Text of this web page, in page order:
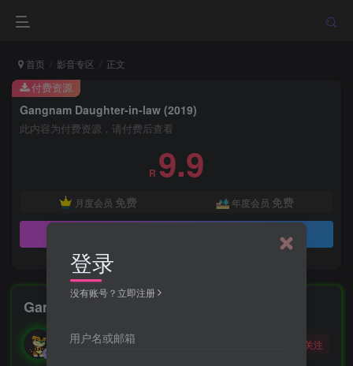
首页 影音专区 正文
Gangnam Daughter-in-law (2019)
此内容为付费资源，请付费后查看
R 9.9
月度会员 免费 年度会员 免费
付费资源
Gangnam Daughter-in-law (2019)
勇敢的大野狼 关注
登录
没有账号？立即注册
用户名或邮箱